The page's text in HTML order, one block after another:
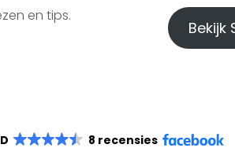
en tips.
Bekijk
8 recensies